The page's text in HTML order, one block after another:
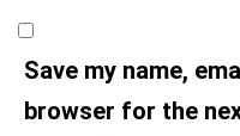
Save my name,
browser for the